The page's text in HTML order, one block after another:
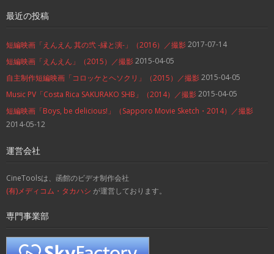
最近の投稿
短編映画「えんえん 其の弐 -縁と演-」（2016）／撮影2017-07-14
短編映画「えんえん」（2015）／撮影2015-04-05
自主制作短編映画「コロッケとヘソクリ」（2015）／撮影2015-04-05
Music PV「Costa Rica SAKURAKO SHB」（2014）／撮影2015-04-05
短編映画「Boys, be delicious!」（Sapporo Movie Sketch・2014）／撮影
2014-05-12
運営会社
CineToolsは、函館のビデオ制作会社
(有)メディコム・タカハシ が運営しております。
専門事業部